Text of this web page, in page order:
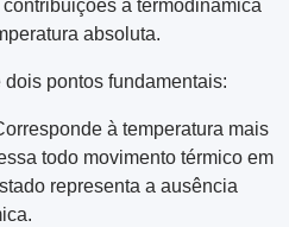
à termodinâmica
absoluta.
pontos fundamentais:
à temperatura mais
todo movimento térmico em
representa a ausência